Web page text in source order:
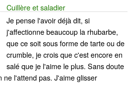
Cuillère et saladier
Je pense l'avoir déjà dit, si
j'affectionne beaucoup la rhubarbe,
que ce soit sous forme de tarte ou de
crumble, je crois que c'est encore en
salé que je l'aime le plus. Sans doute
ne l'attend pas. J'aime glisser